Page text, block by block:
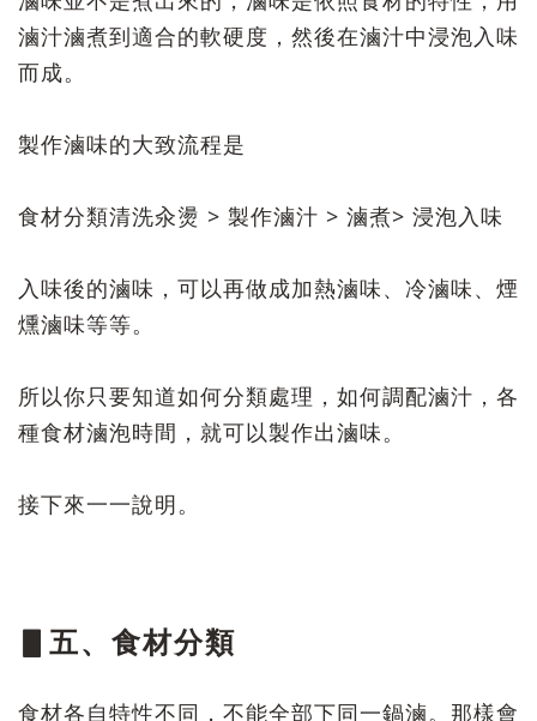
滷汁滷煮到適合的軟硬度，然後在滷汁中浸泡入味
而成。
製作滷味的大致流程是
食材分類清洗汆燙 > 製作滷汁 > 滷煮> 浸泡入味
入味後的滷味，可以再做成加熱滷味、冷滷味、煙
燻滷味等等。
所以你只要知道如何分類處理，如何調配滷汁，各
種食材滷泡時間，就可以製作出滷味。
接下來一一說明。
▋五、食材分類
食材各自特性不同，不能全部下同一鍋滷。那樣會